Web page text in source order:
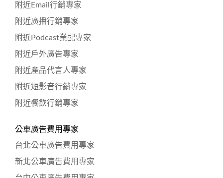
附近Email行銷專家
附近廣播行銷專家
附近Podcast業配專家
附近戶外廣告專家
附近產品代言人專家
附近短影音行銷專家
附近餐飲行銷專家
公車廣告費用專家
台北公車廣告費用專家
新北公車廣告費用專家